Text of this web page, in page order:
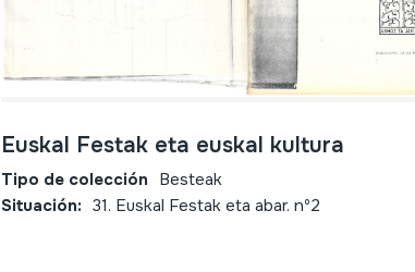
Euskal Festak eta euskal kultura
Tipo de colección Besteak
Situación: 31. Euskal Festak eta abar. nº2